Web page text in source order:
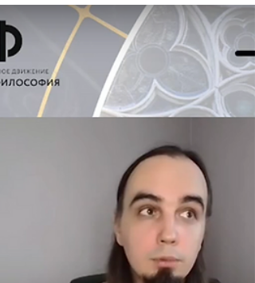
языковых моделей , которые
являются...